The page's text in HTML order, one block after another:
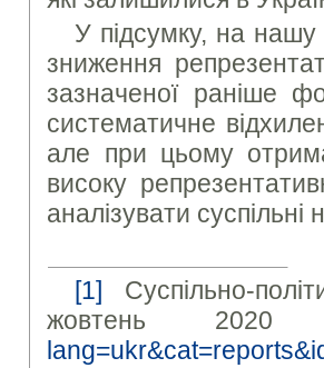
У підсумку, на
зниження
зазначеної раніше
систематичне
але при цьому
високу
аналізувати
[1] Суспільно-
жовтень